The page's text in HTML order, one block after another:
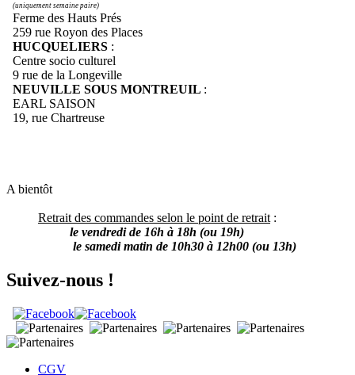
(uniquement semaine paire)
Ferme des Hauts Prés
259 rue Royon des Places
HUCQUELIERS :
Centre socio culturel
9 rue de la Longeville
NEUVILLE SOUS MONTREUIL :
EARL SAISON
19, rue Chartreuse
A bientôt
Retrait des commandes selon le point de retrait :
le vendredi de 16h à 18h (ou 19h)
le samedi matin de 10h30 à 12h00 (ou 13h)
Suivez-nous !
CGV